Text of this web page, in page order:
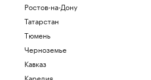
Ростов-на-Дону
Татарстан
Тюмень
Черноземье
Кавказ
Карелия